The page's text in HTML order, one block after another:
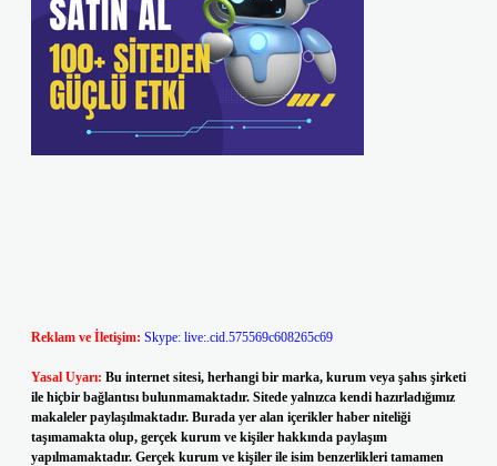
Reklam ve İletişim: Skype: live:.cid.575569c608265c69
Yasal Uyarı: Bu internet sitesi, herhangi bir marka, kurum veya şahıs şirketi
ile hiçbir bağlantısı bulunmamaktadır. Sitede yalnızca kendi hazırladığımız
makaleler paylaşılmaktadır. Burada yer alan içerikler haber niteliği
taşımamakta olup, gerçek kurum ve kişiler hakkında paylaşım
yapılmamaktadır. Gerçek kurum ve kişiler ile isim benzerlikleri tamamen